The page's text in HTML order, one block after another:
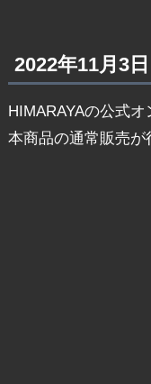
2022年11月3
HIMARAYAの公式
本商品の通常販売が